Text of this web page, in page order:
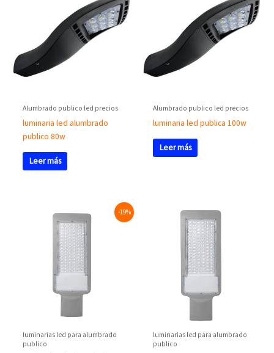
Alumbrado publico led precios
luminaria led alumbrado
publico 80w
Leer más
Alumbrado publico led precios
luminaria led publica 100w
Leer más
-19%
luminarias led para alumbrado
publico
price
was:
$442.50.
price
is:
$360.00.
luminarias led para alumbrado
publico